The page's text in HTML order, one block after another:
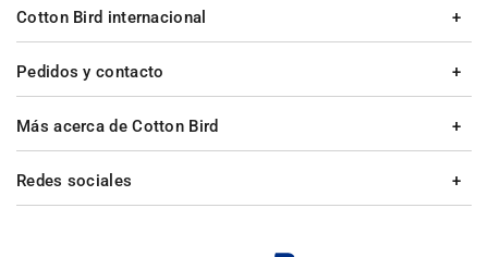
Pedidos y contacto
Más acerca de Cotton Bird
Cotton Bird internacional
Redes sociales